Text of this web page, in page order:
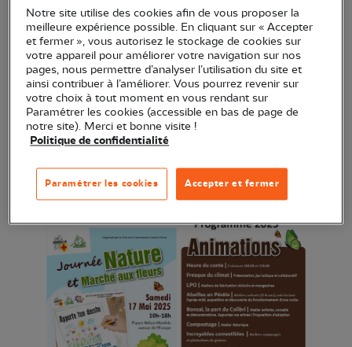
Nord vous accueillera sur son stand, pour vous
parler de ses actions, et de ce que vous pouvez
réaliser dans votre jardin sur votre balcon pour
devenir "Refuge LPO" et ainsi agir pour la
biodiversité.
Vous pourrez assembler des kits mangeoires et
nichoirs confectionnés par notre groupe
construction (un par famille).
Notre site utilise des cookies afin de vous proposer la
meilleure expérience possible. En cliquant sur « Accepter
et fermer », vous autorisez le stockage de cookies sur
votre appareil pour améliorer votre navigation sur nos
pages, nous permettre d’analyser l’utilisation du site et
ainsi contribuer à l’améliorer. Vous pourrez revenir sur
votre choix à tout moment en vous rendant sur
Paramétrer les cookies (accessible en bas de page de
notre site). Merci et bonne visite !
Politique de confidentialité
Accepter et fermer
Paramétrer les cookies